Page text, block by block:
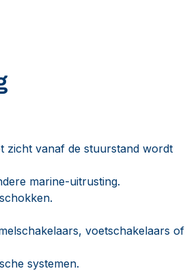
zicht vanaf de stuurstand wordt
marine-uitrusting.
voetschakelaars of
systemen.